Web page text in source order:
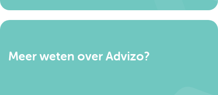
Meer weten over Advizo?